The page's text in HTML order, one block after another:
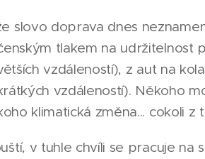
slovo doprava dnes
tlakem na udržitelnost
vzdáleností), z aut na
vzdáleností). Někoho
klimatická změna... cokoli z
v tuhle chvíli se pracuje na